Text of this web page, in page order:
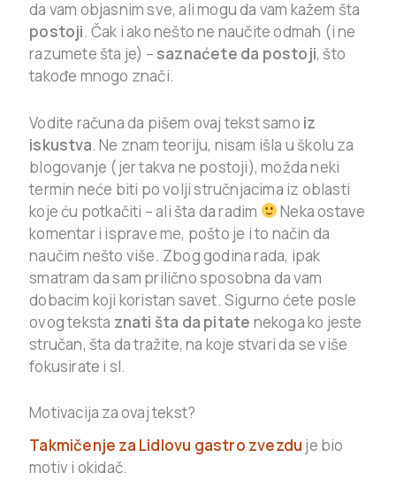
da vam objasnim sve, ali mogu da vam kažem šta
postoji. Čak i ako nešto ne naučite odmah (i ne
razumete šta je) – saznaćete da postoji, što
takođe mnogo znači.
Vodite računa da pišem ovaj tekst samo iz
iskustva. Ne znam teoriju, nisam išla u školu za
blogovanje (jer takva ne postoji), možda neki
termin neće biti po volji stručnjacima iz oblasti
koje ću potkačiti – ali šta da radim
Neka ostave
komentar i isprave me, pošto je i to način da
naučim nešto više. Zbog godina rada, ipak
smatram da sam prilično sposobna da vam
dobacim koji koristan savet. Sigurno ćete posle
ovog teksta znati šta da pitate nekoga ko jeste
stručan, šta da tražite, na koje stvari da se više
fokusirate i sl.
Motivacija za ovaj tekst?
Takmičenje za Lidlovu gastro zvezdu je bio
motiv i okidač.